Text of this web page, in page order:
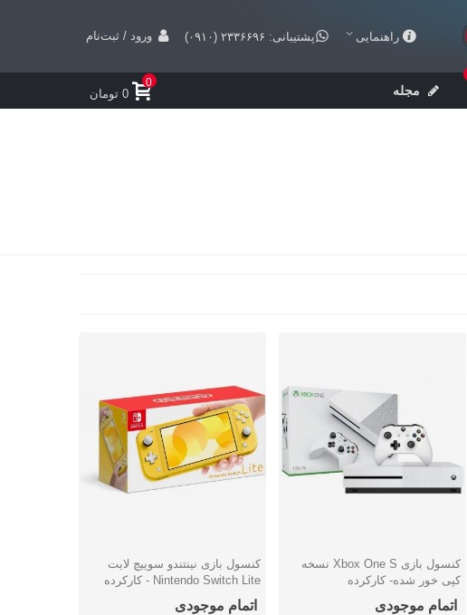
راهنمایی پشتیبانی: ۲۳۳۶۶۹۶ (۰۹۱۰) ورود / ثبت‌نام
مجله
0
0 تومان
نمایش سریع
کنسول بازی Xbox One S نسخه
کپی خور شده- کارکرده
اتمام موجودی
نمایش سریع
کنسول بازی نینتندو سوییچ لایت
Nintendo Switch Lite - کارکرده
اتمام موجودی